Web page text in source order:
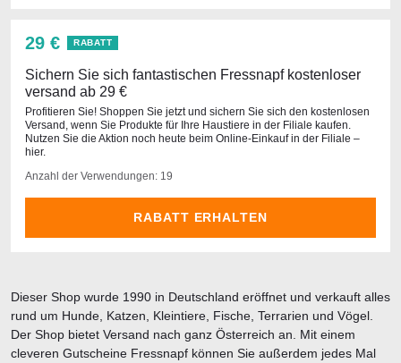
29 € RABATT
Sichern Sie sich fantastischen Fressnapf kostenloser
versand ab 29 €
Profitieren Sie! Shoppen Sie jetzt und sichern Sie sich den kostenlosen
Versand, wenn Sie Produkte für Ihre Haustiere in der Filiale kaufen.
Nutzen Sie die Aktion noch heute beim Online-Einkauf in der Filiale –
hier.
Anzahl der Verwendungen: 19
RABATT ERHALTEN
Dieser Shop wurde 1990 in Deutschland eröffnet und verkauft alles
rund um Hunde, Katzen, Kleintiere, Fische, Terrarien und Vögel.
Der Shop bietet Versand nach ganz Österreich an. Mit einem
cleveren Gutscheine Fressnapf können Sie außerdem jedes Mal